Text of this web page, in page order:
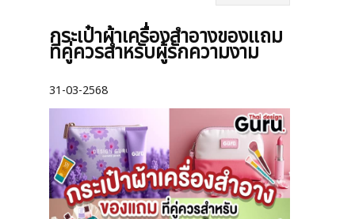
กระเป๋าผ้าเครื่องสําอางของแถม
ที่คู่ควรสำหรับผู้รักความงาม
31-03-2568